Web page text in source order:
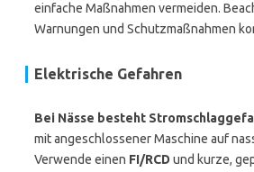
einfache Maßnahmen vermeiden.
Warnungen und Schutzmaßnahmen
Elektrische Gefahren
Bei Nässe besteht
mit angeschlossener Maschine auf
Verwende einen FI/RCD und kurze,